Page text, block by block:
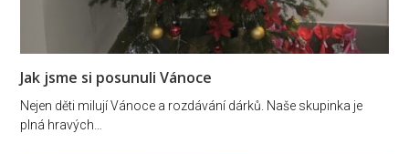
Jak jsme si posunuli Vánoce
Nejen děti milují Vánoce a rozdávání dárků. Naše skupinka je
plná hravých…